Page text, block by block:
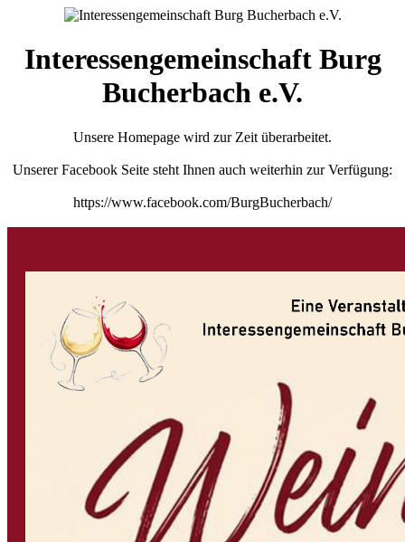
Interessengemeinschaft Burg
Bucherbach e.V.
Unsere Homepage wird zur Zeit überarbeitet.
Unserer Facebook Seite steht Ihnen auch weiterhin zur Verfügung:
https://www.facebook.com/BurgBucherbach/